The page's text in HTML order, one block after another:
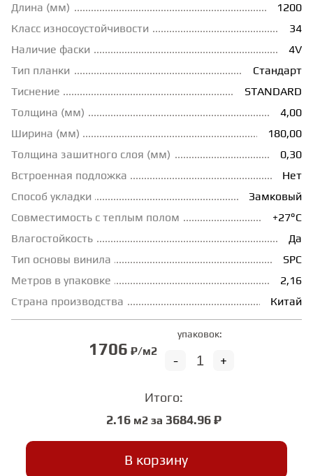
КЛЕЙ
НАЛИВНОЙ ПОЛ
ТЕПЛЫЙ ПОЛ
ТЕРМОПАРКЕТ
ЭКОМАССИВ
МАССИВНАЯ ДОСКА
ИСКУССТВЕННАЯ ТРАВА
СТУПЕНИ
Длина (мм)
1200
Класс износоустойчивости
34
Наличие фаски
4V
Тип планки
Стандарт
Тиснение
STANDARD
Толщина (мм)
4,00
Ширина (мм)
180,00
Толщина зашитного слоя (мм)
0,30
Встроенная подложка
Нет
Способ укладки
Замковый
Совместимость с теплым полом
+27°С
Влагостойкость
Да
Тип основы винила
SPC
Метров в упаковке
2,16
Страна производства
Китай
1706 ₽/м2
упаковок:
+
-
Итого:
2.16м2 за 3684.96 ₽
В корзину